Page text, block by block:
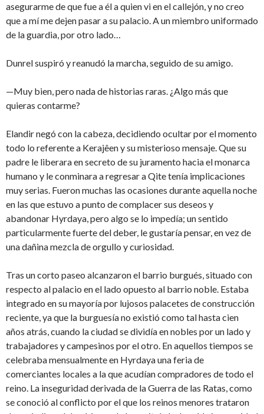
asegurarme de que fue a él a quien vi en el callejón, y no creo
que a mí me dejen pasar a su palacio. A un miembro uniformado
de la guardia, por otro lado…
Dunrel suspiró y reanudó la marcha, seguido de su amigo.
—Muy bien, pero nada de historias raras. ¿Algo más que
quieras contarme?
Elandir negó con la cabeza, decidiendo ocultar por el momento
todo lo referente a Kerajêen y su misterioso mensaje. Que su
padre le liberara en secreto de su juramento hacia el monarca
humano y le conminara a regresar a Qite tenía implicaciones
muy serias. Fueron muchas las ocasiones durante aquella noche
en las que estuvo a punto de complacer sus deseos y
abandonar Hyrdaya, pero algo se lo impedía; un sentido
particularmente fuerte del deber, le gustaría pensar, en vez de
una dañina mezcla de orgullo y curiosidad.
Tras un corto paseo alcanzaron el barrio burgués, situado con
respecto al palacio en el lado opuesto al barrio noble. Estaba
integrado en su mayoría por lujosos palacetes de construcción
reciente, ya que la burguesía no existió como tal hasta cien
años atrás, cuando la ciudad se dividía en nobles por un lado y
trabajadores y campesinos por el otro. En aquellos tiempos se
celebraba mensualmente en Hyrdaya una feria de
comerciantes locales a la que acudían compradores de todo el
reino. La inseguridad derivada de la Guerra de las Ratas, como
se conoció al conflicto por el que los reinos menores trataron